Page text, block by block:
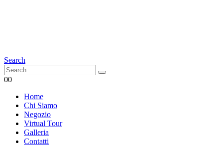
Search
00
Home
Chi Siamo
Negozio
Virtual Tour
Galleria
Contatti